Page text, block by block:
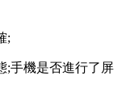
;
;手機是否進行了屏